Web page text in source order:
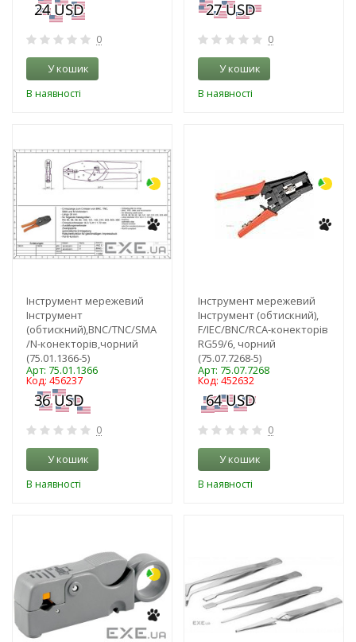
0
У кошик
В наявності
0
У кошик
В наявності
Інструмент мережевий
Інструмент
(обтискний),BNC/TNC/SMA
/N-конекторів,чорний
(75.01.1366-5)
Арт: 75.01.1366
Код: 456237
0
У кошик
В наявності
Інструмент мережевий
Інструмент (обтискний),
F/IEC/BNC/RCA-конекторів
RG59/6, чорний
(75.07.7268-5)
Арт: 75.07.7268
Код: 452632
0
У кошик
В наявності